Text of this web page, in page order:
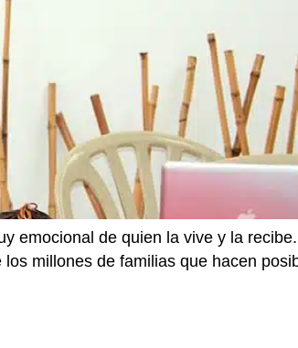
emocional de quien la vive y la
millones de familias que hacen